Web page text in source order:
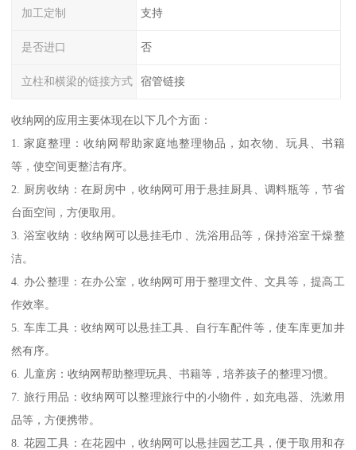
加工定制 支持
是否进口 否
立柱和横梁的链接方式 宿管链接
收纳网的应用主要体现在以下几个方面：
1. 家庭整理：收纳网帮助家庭地整理物品，如衣物、玩具、书籍
等，使空间更整洁有序。
2. 厨房收纳：在厨房中，收纳网可用于悬挂厨具、调料瓶等，节省
台面空间，方便取用。
3. 浴室收纳：收纳网可以悬挂毛巾、洗浴用品等，保持浴室干燥整
洁。
4. 办公整理：在办公室，收纳网可用于整理文件、文具等，提高工
作效率。
5. 车库工具：收纳网可以悬挂工具、自行车配件等，使车库更加井
然有序。
6. 儿童房：收纳网帮助整理玩具、书籍等，培养孩子的整理习惯。
7. 旅行用品：收纳网可以整理旅行中的小物件，如充电器、洗漱用
品等，方便携带。
8. 花园工具：在花园中，收纳网可以悬挂园艺工具，便于取用和存